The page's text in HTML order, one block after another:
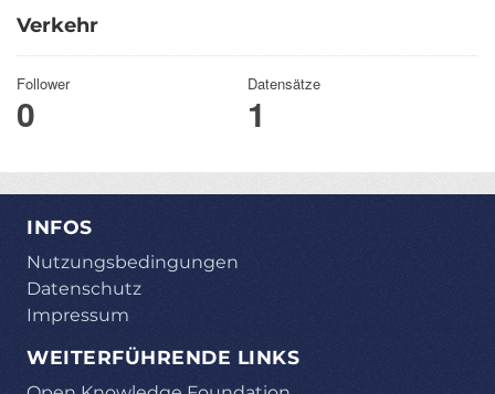
Verkehr
Follower
0
Datensätze
1
INFOS
Nutzungsbedingungen
Datenschutz
Impressum
WEITERFÜHRENDE LINKS